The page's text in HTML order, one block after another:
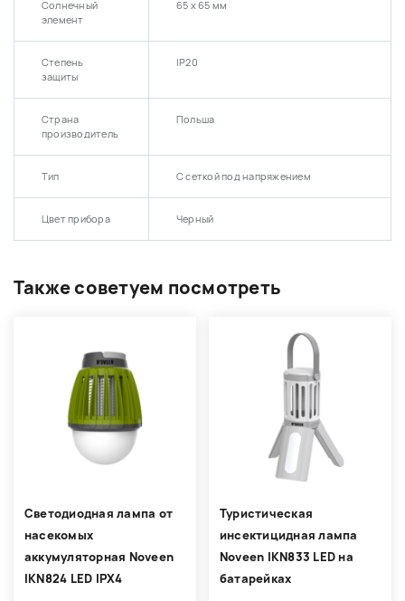
Солнечный
элемент
65 х 65 мм
Степень
защиты
IP20
Страна
производитель
Польша
Тип С сеткой под напряжением
Цвет прибора Черный
Также советуем посмотреть
Светодиодная лампа от
насекомых
аккумуляторная Noveen
IKN824 LED IPХ4
Туристическая
инсектицидная лампа
Noveen IKN833 LED на
батарейках